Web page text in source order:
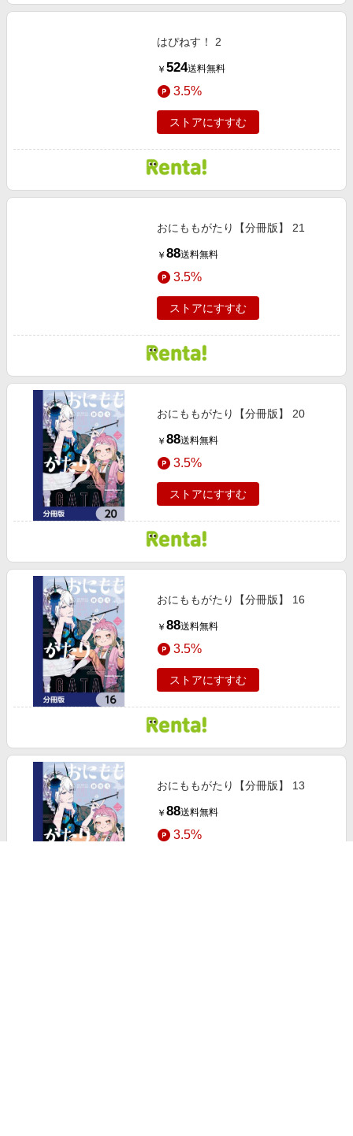
はぴねす！ 2
￥ 524送料無料
3.5%
ストアにすすむ
おにももがたり【分冊版】 21
￥ 88送料無料
3.5%
ストアにすすむ
おにももがたり【分冊版】 20
￥ 88送料無料
3.5%
ストアにすすむ
おにももがたり【分冊版】 16
￥ 88送料無料
3.5%
ストアにすすむ
おにももがたり【分冊版】 13
￥ 88送料無料
3.5%